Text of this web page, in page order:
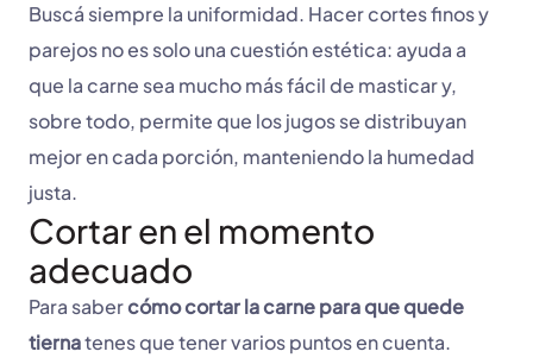
Buscá siempre la uniformidad. Hacer cortes finos y
parejos no es solo una cuestión estética: ayuda a
que la carne sea mucho más fácil de masticar y,
sobre todo, permite que los jugos se distribuyan
mejor en cada porción, manteniendo la humedad
justa.
Cortar en el momento
adecuado
Para sabercómo cortar la carne para que quede
tiernatenes que tener varios puntos en cuenta.